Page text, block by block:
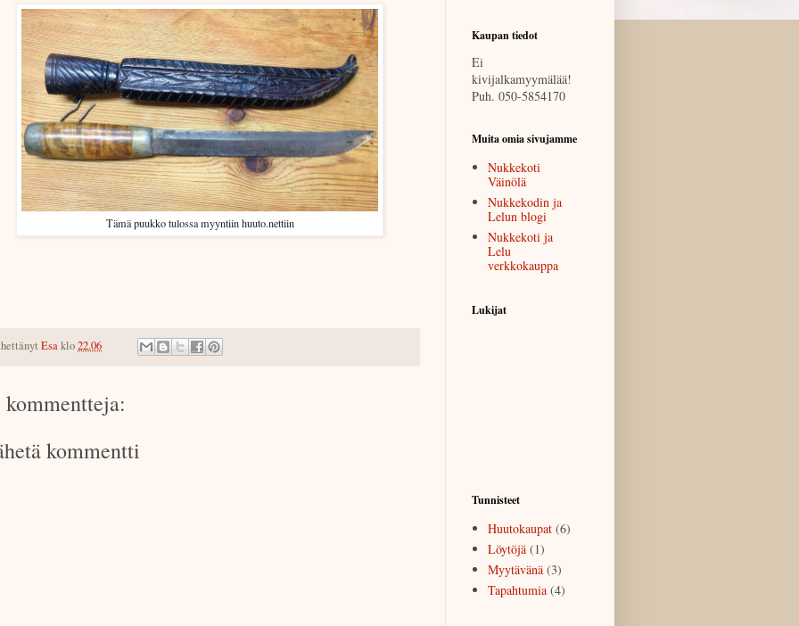
Tämä puukko tulossa myyntiin huuto.nettiin
Esaklo22.06
kommentti
Kaupan tiedot
Ei
kivijalkamyymälää!
Puh. 050-5854170
Muita omia sivujamme
Nukkekoti
Väinölä
Nukkekodin ja
Lelun blogi
Nukkekoti ja
Lelu
verkkokauppa
Lukijat
Tunnisteet
Huutokaupat (6)
Löytöjä (1)
Myytävänä (3)
Tapahtumia (4)